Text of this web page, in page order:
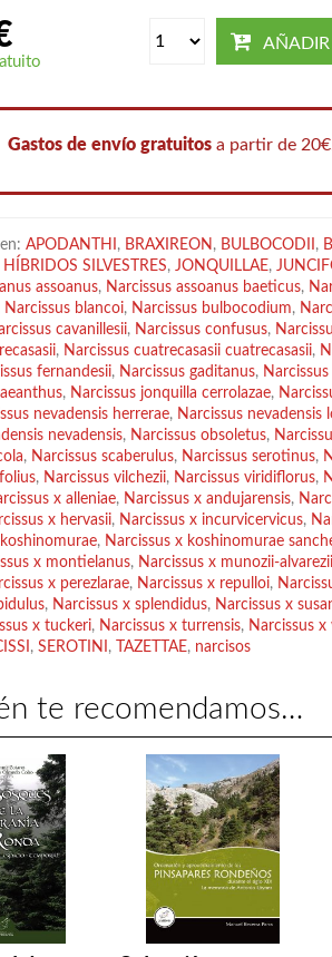
AÑADIR
Gastos de envío gratuitosa partir de
APODANTHI , BRAXIREON , BULBOCODII ,
HÍBRIDOS SILVESTRES, JONQUILLAE,
assoanus, Narcissus assoanus baeticus,
Narcissus blancoi, Narcissus bulbocodium,
cavanillesii, Narcissus confusus,
, Narcissus cuatrecasasii cuatrecasasii,
fernandesii, Narcissus gaditanus,
, Narcissus jonquilla cerrolazae,
nevadensis herrerae, Narcissus nevadensis
nevadensis, Narcissus obsoletus,
, Narcissus scaberulus, Narcissus serotinus,
, Narcissus vilchezii, Narcissus viridiflorus,
x alleniae, Narcissus x andujarensis,
x hervasii, Narcissus x incurvicervicus,
, Narcissus x koshinomurae
x montielanus, Narcissus x munozii-alvarezii
x perezlarae, Narcissus x repulloi,
, Narcissus x splendidus, Narcissus x
x tuckeri, Narcissus x turrensis, Narcissus
, SEROTINI , TAZETTAE, narcisos
Natural
1961),
te recomendamos…